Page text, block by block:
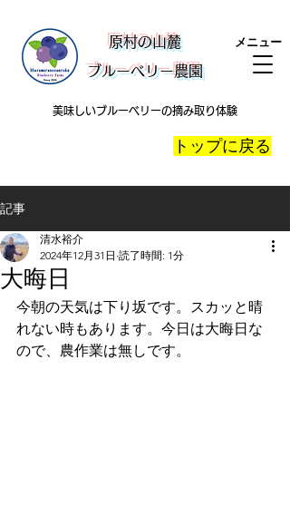
​原村の山麓
ブルーベリー農園
メニュー
美味しいブルーベリーの摘み取り体験
​トップに戻る
記事
大晦日
清水裕介
2024年12月31日 読了時間: 1分
今朝の天気は下り坂です。スカッと晴
れない時もあります。今日は大晦日な
ので、農作業は無しです。